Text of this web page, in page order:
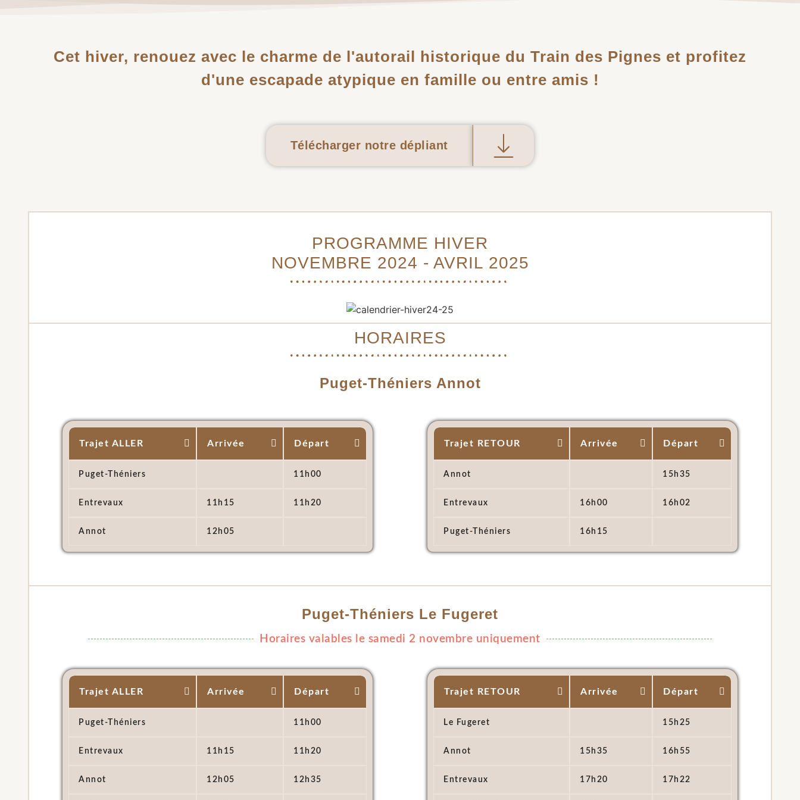
Cet hiver, renouez avec le charme de l'autorail historique du Train des Pignes et profitez
d'une escapade atypique en famille ou entre amis !
Télécharger notre dépliant
PROGRAMME HIVER
NOVEMBRE 2024 - AVRIL 2025
HORAIRES
Puget-Théniers Annot
Trajet ALLER Arrivée Départ
Puget-Théniers 11h00
Entrevaux 11h15 11h20
Annot 12h05
Trajet RETOUR Arrivée Départ
Annot 15h35
Entrevaux 16h00 16h02
Puget-Théniers 16h15
Puget-Théniers Le Fugeret
Horaires valables le samedi 2 novembre uniquement
Trajet ALLER Arrivée Départ
Puget-Théniers 11h00
Entrevaux 11h15 11h20
Annot 12h05 12h35
Trajet RETOUR Arrivée Départ
Le Fugeret 15h25
Annot 15h35 16h55
Entrevaux 17h20 17h22